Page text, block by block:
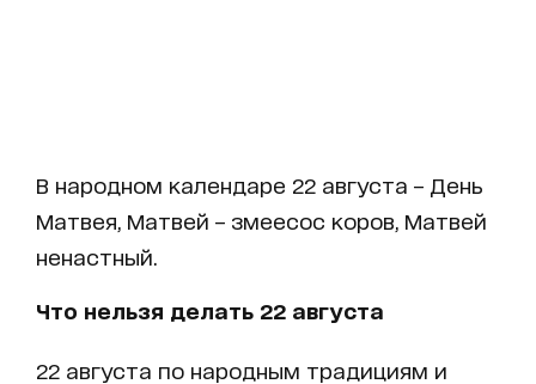
В народном календаре 22 августа – День
Матвея, Матвей – змеесос коров, Матвей
ненастный.
Что нельзя делать 22 августа
22 августа по народным традициям и